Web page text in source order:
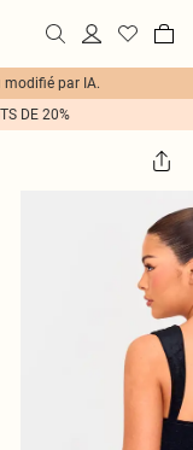
modifié par IA.
DE 20%